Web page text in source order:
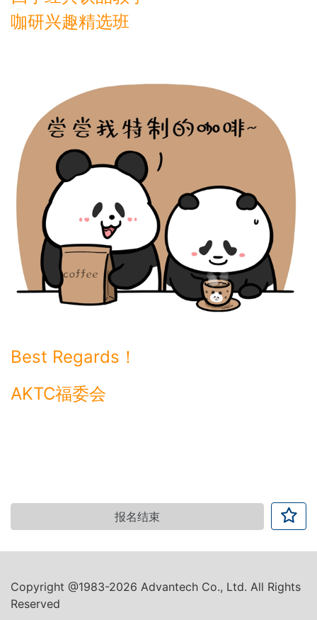
咖研兴趣精选班
Best Regards！
AKTC福委会
报名结束
Copyright @1983-2026 Advantech Co., Ltd. All Rights
Reserved